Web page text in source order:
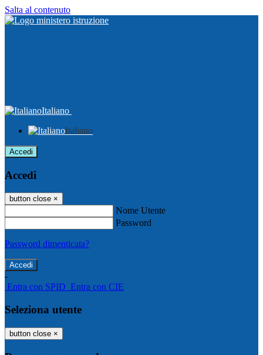
Salta al contenuto
Italiano
Italiano
Accedi
Accedi
button close ×
Nome Utente
Password
Password dimenticata?
-
Entra con SPID Entra con CIE
Seleziona utente
button close ×